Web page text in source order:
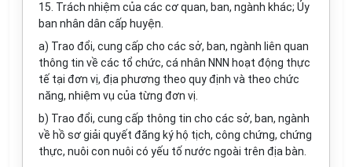
15. Trách nhiệm của các cơ quan, ban, ngành khác; Ủy
ban nhân dân cấp huyện.
a) Trao đổi, cung cấp cho các sở, ban, ngành liên quan
thông tin về các tổ chức, cá nhân NNN hoạt động thực
tế tại đơn vị, địa phương theo quy định và theo chức
năng, nhiệm vụ của từng đơn vị.
b) Trao đổi, cung cấp thông tin cho các sở, ban, ngành
về hồ sơ giải quyết đăng ký hộ tịch, công chứng, chứng
thực, nuôi con nuôi có yếu tố nước ngoài trên địa bàn.